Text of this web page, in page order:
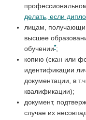
делать, если
лицам,
высшее
обучении*;
копию (скан или
идентификации
документации, в
квалификации);
документ,
случае их